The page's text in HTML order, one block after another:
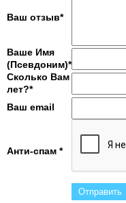
Ваш отзыв*
Ваше Имя
(Псевдоним)*
Сколько Вам
лет?*
Ваш email
Анти-спам *